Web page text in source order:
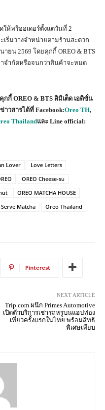
ให้พรีออเดอร์ตั้งแต่วันที่ 2
เริ่มวางจำหน่ายตามร้านสะดวก
ยน 2569 โดยคุกกี้ OREO & BTS
าจำกัดหรือจนกว่าสินค้าจะหมด
กี้ OREO & BTS ลิมิเต็ด เอดิชั่น
าวสารได้ที่ Facebook:Oreo TH,
Thailandและ Line official:
Lover
Love Letters
OREO Cheese-su
OREO MATCHA HOUSE
Matcha
Oreo Thailand
Pinterest
NEXT ARTICLE
Trip.com ผนึก Primes Automotive
เปิดตัวบริการเช่ารถหรูบนแอปท่อง
เที่ยวครั้งแรกในไทย พร้อมสิทธิ
พิเศษเพียบ